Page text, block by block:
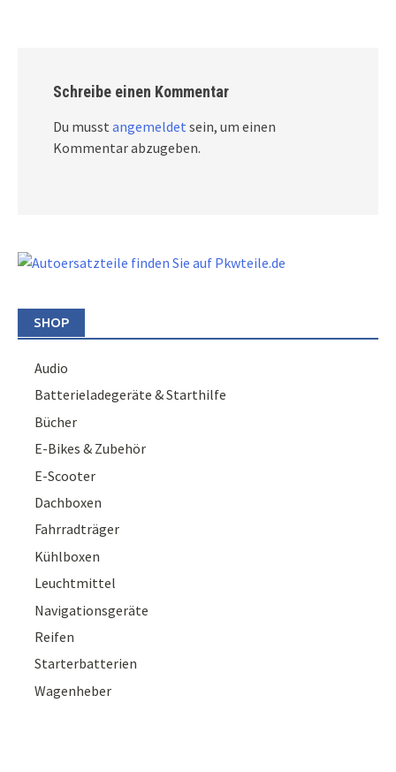
Schreibe einen Kommentar
Du musst angemeldet sein, um einen
Kommentar abzugeben.
SHOP
Audio
Batterieladegeräte & Starthilfe
Bücher
E-Bikes & Zubehör
E-Scooter
Dachboxen
Fahrradträger
Kühlboxen
Leuchtmittel
Navigationsgeräte
Reifen
Starterbatterien
Wagenheber